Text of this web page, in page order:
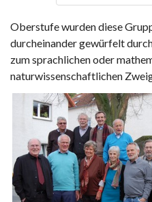
Oberstufe wurden diese
durcheinander gewürfelt
zum sprachlichen oder
naturwissenschaftlichen